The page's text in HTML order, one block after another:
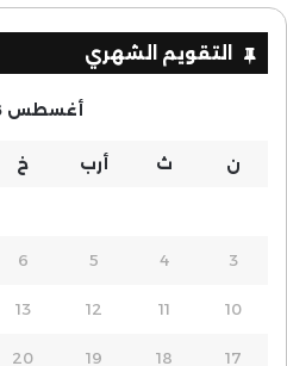
التقويم الشهري
أغسطس 2026
ن ث أرب خ
3
4
5
6
10
11
12
13
17
18
19
20